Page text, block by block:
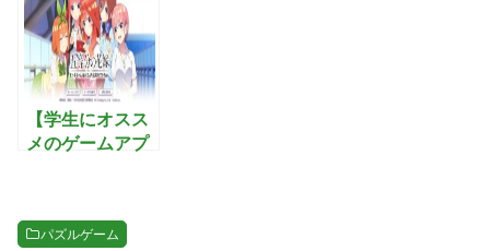
【学生にオスス
メのゲームアプ
分できない。-
パズルゲーム